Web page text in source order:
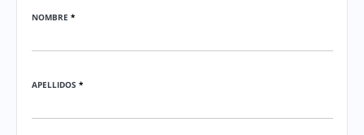
NOMBRE *
APELLIDOS *